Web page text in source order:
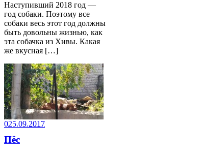
Наступивший 2018 год —
год собаки. Поэтому все
собаки весь этот год должны
быть довольны жизнью, как
эта собачка из Хивы. Какая
же вкусная […]
025.09.2017
Пёс